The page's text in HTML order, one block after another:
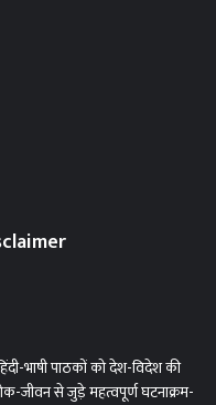
भाषी पाठकों को देश-विदेश की
जीवन से जुड़े महत्वपूर्ण घटनाक्रम-